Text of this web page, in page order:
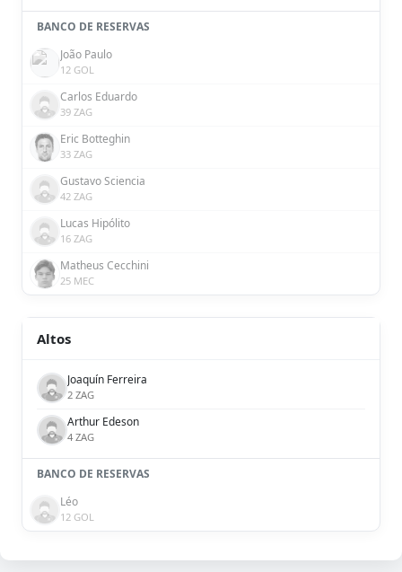
BANCO DE RESERVAS
João Paulo
12 GOL
Carlos Eduardo
39 ZAG
Eric Botteghin
33 ZAG
Gustavo Sciencia
42 ZAG
Lucas Hipólito
16 ZAG
Matheus Cecchini
25 MEC
Altos
Joaquín Ferreira
2 ZAG
Arthur Edeson
4 ZAG
BANCO DE RESERVAS
Léo
12 GOL